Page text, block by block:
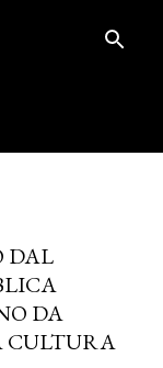
DAL
DA
CULTURA